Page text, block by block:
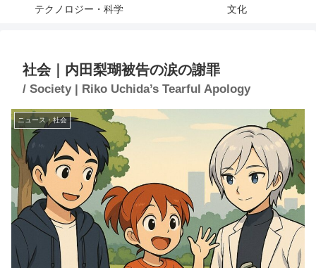
テクノロジー・科学 文化
社会｜内田梨瑚被告の涙の謝罪
/ Society | Riko Uchida’s Tearful Apology
ニュース・社会